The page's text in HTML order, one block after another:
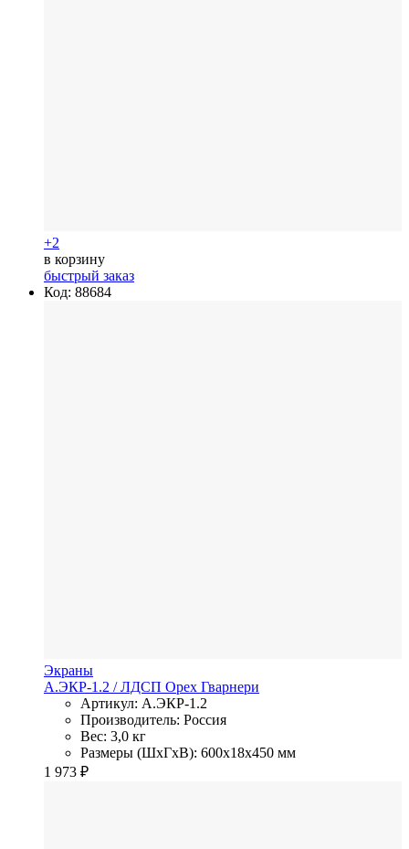
+2
в корзину
быстрый заказ
Код: 88684
Экраны
А.ЭКР-1.2 / ЛДСП Орех Гварнери
Артикул: А.ЭКР-1.2
Производитель: Россия
Вес: 3,0 кг
Размеры (ШхГхВ): 600x18x450 мм
1 973 ₽